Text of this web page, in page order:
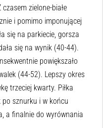
zielone-białe
i pomimo imponującej
się na parkiecie, gorsza
się na wynik (40-44).
powiększało
(44-52). Lepszy okres
trzeciej kwarty. Piłka
po sznurku i w końcu
a finalnie do wyrównania